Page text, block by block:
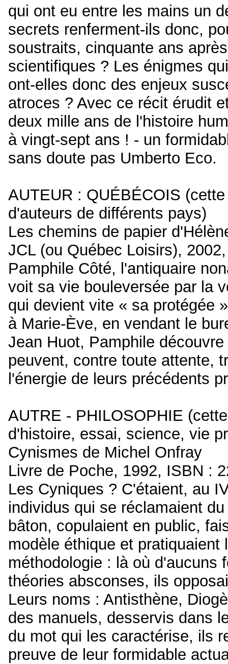
qui ont eu entre les mains un
secrets renferment-ils donc,
soustraits, cinquante ans
scientifiques ? Les énigmes
ont-elles donc des enjeux
atroces ? Avec ce récit érudit
deux mille ans de l'histoire
à vingt-sept ans ! - un
sans doute pas Umberto Eco.
AUTEUR : QUÉBÉCOIS
d'auteurs de différents pays)
Les chemins de papier
JCL (ou Québec Loisirs),
Pamphile Côté, l'antiquaire
voit sa vie bouleversée par la
qui devient vite « sa protégée
à Marie-Ève, en vendant le
Jean Huot, Pamphile
peuvent, contre toute attente,
l'énergie de leurs précédents
AUTRE - PHILOSOPHIE
d'histoire, essai, science, vie
Cynismes de Michel Onfray
Livre de Poche, 1992, ISBN :
Les Cyniques ? C'étaient, au
individus qui se réclamaient
bâton, copulaient en public,
modèle éthique et
méthodologie : là où d'aucuns
théories absconses, ils
Leurs noms : Antisthène,
des manuels, desservis dans
du mot qui les caractérise, ils
preuve de leur formidable